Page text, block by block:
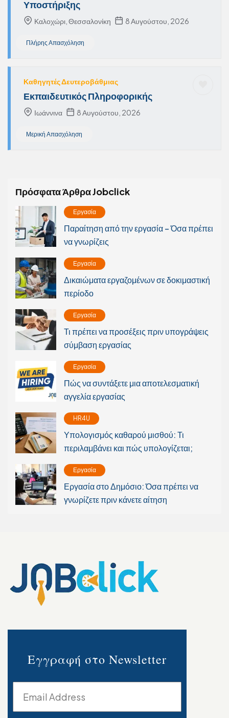
Υποστήριξης
Καλοχώρι, Θεσσαλονίκη 8 Αυγούστου, 2026
Πλήρης Απασχόληση
Καθηγητές Δευτεροβάθμιας
Εκπαιδευτικός Πληροφορικής
Ιωάννινα 8 Αυγούστου, 2026
Μερική Απασχόληση
Πρόσφατα Άρθρα Jobclick
Εργασία
Παραίτηση από την εργασία – Όσα πρέπει
να γνωρίζεις
Εργασία
Δικαιώματα εργαζομένων σε δοκιμαστική
περίοδο
Εργασία
Τι πρέπει να προσέξεις πριν υπογράψεις
σύμβαση εργασίας
Εργασία
Πώς να συντάξετε μια αποτελεσματική
αγγελία εργασίας
HR4U
Υπολογισμός καθαρού μισθού: Τι
περιλαμβάνει και πώς υπολογίζεται;
Εργασία
Εργασία στο Δημόσιο: Όσα πρέπει να
γνωρίζετε πριν κάνετε αίτηση
Εγγραφή στο Newsletter